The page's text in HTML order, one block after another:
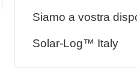
Siamo a vostra
Solar-Log™ Italy